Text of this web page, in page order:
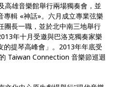
高雄音樂館舉行兩場獨奏會，並
專輯 «神話»。六月成立專業弦樂
團長一職，並於北中南三地舉行
年十月受邀與巴洛克獨奏家樂
提琴高峰會」。 2013年年底受
Taiwan Connection音樂節巡迴